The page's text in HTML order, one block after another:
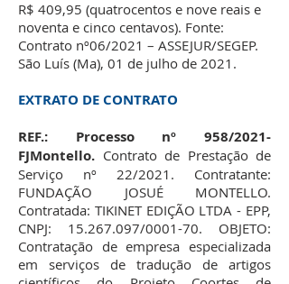
R$ 409,95 (quatrocentos e nove reais e
noventa e cinco centavos). Fonte:
Contrato nº06/2021 – ASSEJUR/SEGEP.
São Luís (Ma), 01 de julho de 2021.
EXTRATO DE CONTRATO
REF.: Processo nº 958/2021-
FJMontello. Contrato de Prestação de
Serviço nº 22/2021. Contratante:
FUNDAÇÃO JOSUÉ MONTELLO.
Contratada: TIKINET EDIÇÃO LTDA - EPP,
CNPJ: 15.267.097/0001-70. OBJETO:
Contratação de empresa especializada
em serviços de tradução de artigos